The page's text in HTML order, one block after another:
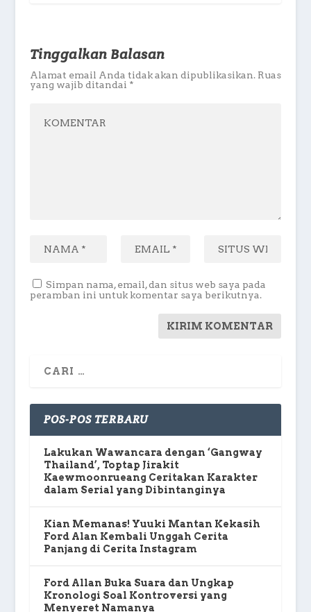
Tinggalkan Balasan
Alamat email Anda tidak akan dipublikasikan. Ruas
yang wajib ditandai *
Simpan nama, email, dan situs web saya pada
peramban ini untuk komentar saya berikutnya.
POS-POS TERBARU
Lakukan Wawancara dengan ‘Gangway
Thailand’, Toptap Jirakit
Kaewmoonrueang Ceritakan Karakter
dalam Serial yang Dibintanginya
Kian Memanas! Yuuki Mantan Kekasih
Ford Alan Kembali Unggah Cerita
Panjang di Cerita Instagram
Ford Allan Buka Suara dan Ungkap
Kronologi Soal Kontroversi yang
Menyeret Namanya